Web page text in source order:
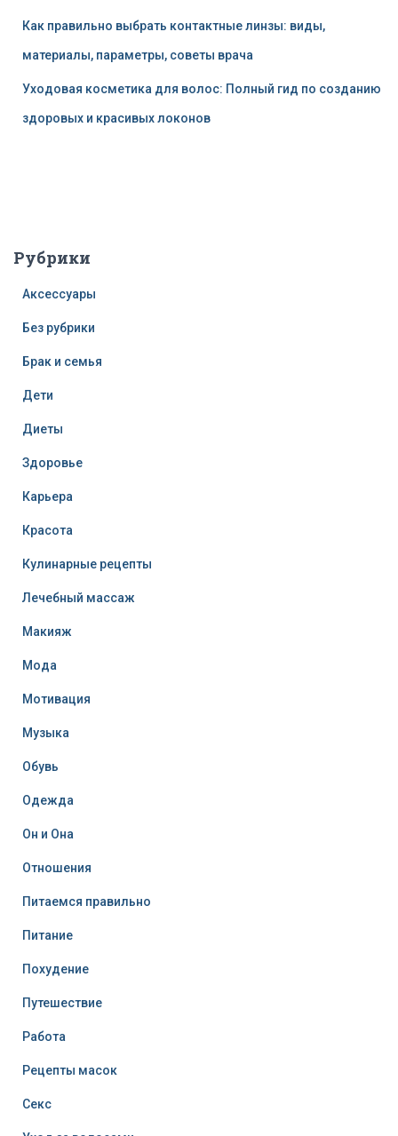
Как правильно выбрать контактные линзы: виды,
материалы, параметры, советы врача
Уходовая косметика для волос: Полный гид по созданию
здоровых и красивых локонов
Рубрики
Аксессуары
Без рубрики
Брак и семья
Дети
Диеты
Здоровье
Карьера
Красота
Кулинарные рецепты
Лечебный массаж
Макияж
Мода
Мотивация
Музыка
Обувь
Одежда
Он и Она
Отношения
Питаемся правильно
Питание
Похудение
Путешествие
Работа
Рецепты масок
Секс